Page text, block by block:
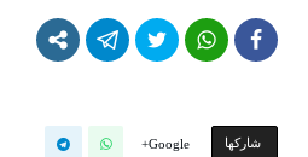
‫‫ شاركها‬ Google+